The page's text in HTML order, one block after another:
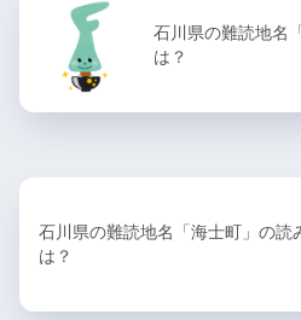
石川県の難読地名
は？
石川県の難読地名「海士町」の読
は？